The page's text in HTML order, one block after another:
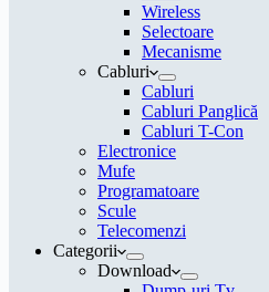
Wireless
Selectoare
Mecanisme
Cabluri
Cabluri
Cabluri Panglică
Cabluri T-Con
Electronice
Mufe
Programatoare
Scule
Telecomenzi
Categorii
Download